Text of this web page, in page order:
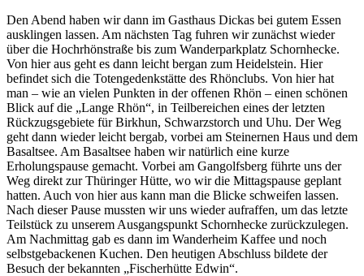
Den Abend haben wir dann im Gasthaus Dickas bei gutem Essen
ausklingen lassen. Am nächsten Tag fuhren wir zunächst wieder
über die Hochrhönstraße bis zum Wanderparkplatz Schornhecke.
Von hier aus geht es dann leicht bergan zum Heidelstein. Hier
befindet sich die Totengedenkstätte des Rhönclubs. Von hier hat
man – wie an vielen Punkten in der offenen Rhön – einen schönen
Blick auf die „Lange Rhön“, in Teilbereichen eines der letzten
Rückzugsgebiete für Birkhun, Schwarzstorch und Uhu. Der Weg
geht dann wieder leicht bergab, vorbei am Steinernen Haus und dem
Basaltsee. Am Basaltsee haben wir natürlich eine kurze
Erholungspause gemacht. Vorbei am Gangolfsberg führte uns der
Weg direkt zur Thüringer Hütte, wo wir die Mittagspause geplant
hatten. Auch von hier aus kann man die Blicke schweifen lassen.
Nach dieser Pause mussten wir uns wieder aufraffen, um das letzte
Teilstück zu unserem Ausgangspunkt Schornhecke zurückzulegen.
Am Nachmittag gab es dann im Wanderheim Kaffee und noch
selbstgebackenen Kuchen. Den heutigen Abschluss bildete der
Besuch der bekannten „Fischerhütte Edwin“.